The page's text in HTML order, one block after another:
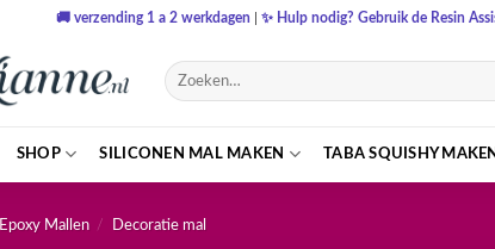
🚚 verzending 1 a 2 werkdagen ✨ Hulp nodig? Gebruik de Resin
Zoeken
naar:
SHOP SILICONEN MAL MAKEN TABA SQUISHY MAKEN
Epoxy Mallen / Decoratie mal